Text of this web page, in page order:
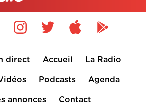
direct Accueil La Radio
Podcasts Agenda
annonces Contact